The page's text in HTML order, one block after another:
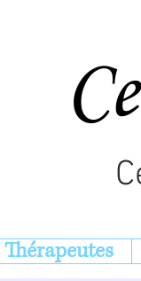
Thérapeutes